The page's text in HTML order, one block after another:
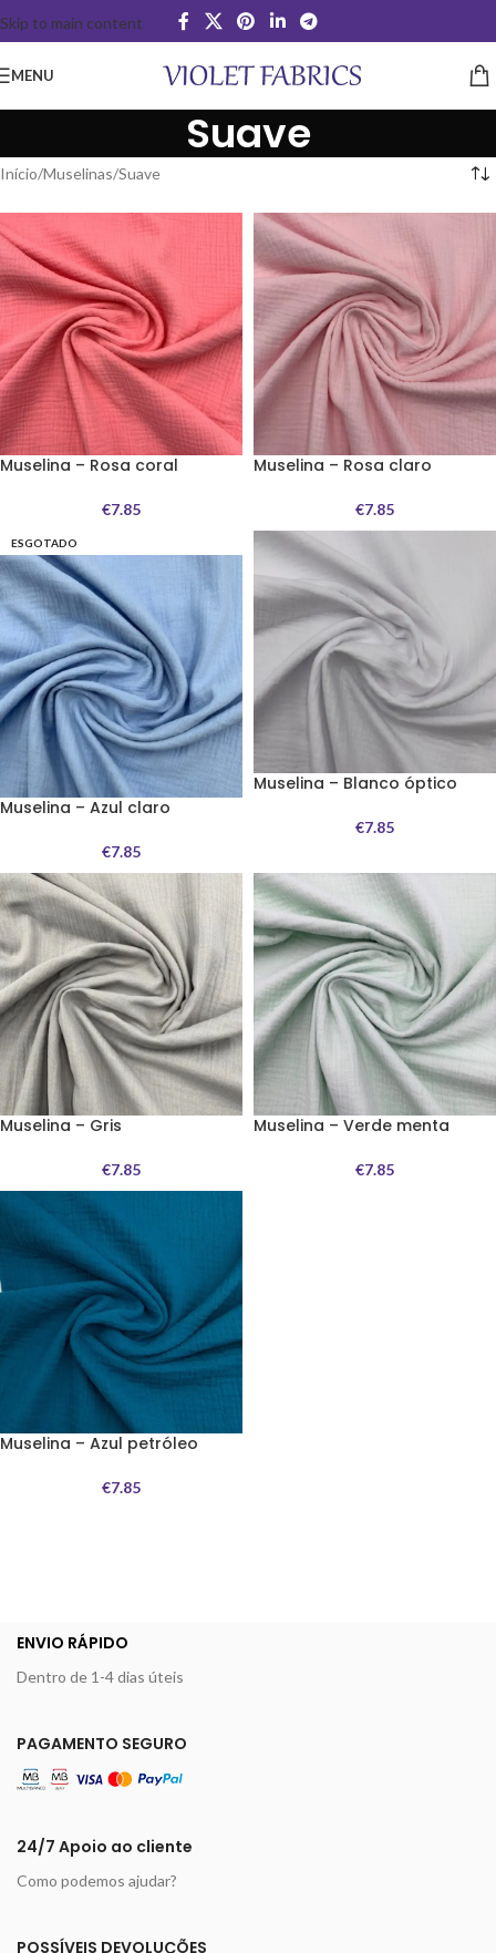
Skip to main content
MENU
Suave
Início Muselinas Suave
Muselina – Rosa coral
€7.85
Muselina – Rosa claro
€7.85
ESGOTADO
Muselina – Azul claro
€7.85
Muselina – Blanco óptico
€7.85
Muselina – Gris
€7.85
Muselina – Verde menta
€7.85
Muselina – Azul petróleo
€7.85
ENVIO RÁPIDO
Dentro de 1-4 dias úteis
PAGAMENTO SEGURO
24/7 Apoio ao cliente
Como podemos ajudar?
POSSÍVEIS DEVOLUÇÕES